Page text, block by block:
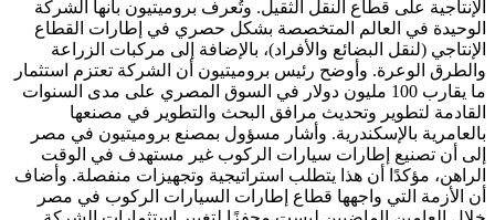
الإنتاجية على قطاع النقل الثقيل. وتُعرف بروميتيون بأنها الشركة
الوحيدة في العالم المتخصصة بشكل حصري في إطارات القطاع
الإنتاجي (لنقل البضائع والأفراد)، بالإضافة إلى مركبات الزراعة
والطرق الوعرة. وأوضح رئيس بروميتيون أن الشركة تعتزم استثمار
ما يقارب 100 مليون دولار في السوق المصري على مدى السنوات
القادمة لتطوير وتحديث مرافق البحث والتطوير في مصنعها
بالعامرية بالإسكندرية. وأشار مسؤول بمصنع بروميتيون في مصر
إلى أن تصنيع إطارات سيارات الركوب غير مستهدف في الوقت
الراهن، مؤكدًا أن هذا يتطلب استراتيجية وتجهيزات منفصلة. وأضاف
أن الأزمة التي واجهها قطاع إطارات السيارات الركوب في مصر